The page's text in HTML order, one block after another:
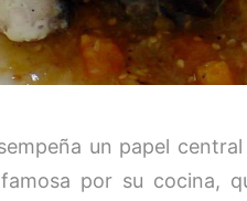
un papel
por su cocina,